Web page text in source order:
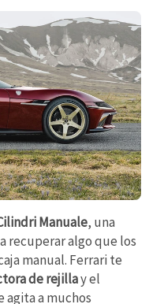
Manuale, una
recuperar algo que los
manual. Ferrari te
de rejillay el
agita a muchos